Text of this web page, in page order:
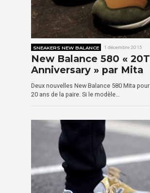
SNEAKERS NEW BALANCE 1 décembre 2015
New Balance 580 «
Anniversary » par Mita
Deux nouvelles New Balance 580 Mita
20 ans de la paire. Si le modèle…